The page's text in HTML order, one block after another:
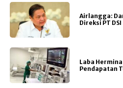
Airlangga:
Direksi PT DSI
Laba
Pendapatan